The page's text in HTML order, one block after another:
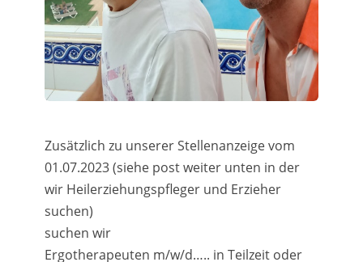
Zusätzlich zu unserer Stellenanzeige vom
01.07.2023 (siehe post weiter unten in der
wir Heilerziehungspfleger und Erzieher
suchen)
suchen wir
Ergotherapeuten m/w/d….. in Teilzeit oder